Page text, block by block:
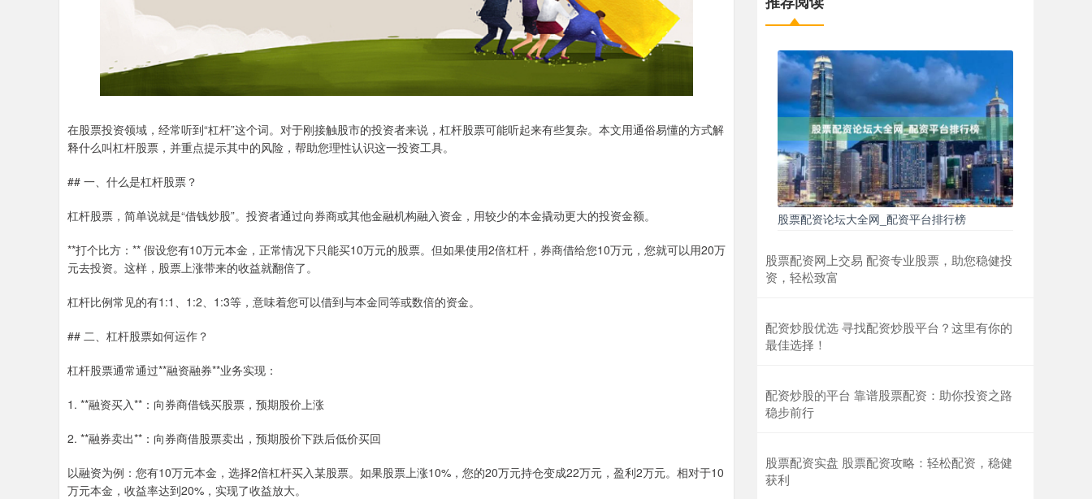
在股票投资领域，经常听到“杠杆”这个词。对于刚接触股市的投资者来说，杠杆股票可能听起来有些复杂。本文用通俗易懂的方式解
释什么叫杠杆股票，并重点提示其中的风险，帮助您理性认识这一投资工具。
## 一、什么是杠杆股票？
杠杆股票，简单说就是“借钱炒股”。投资者通过向券商或其他金融机构融入资金，用较少的本金撬动更大的投资金额。
**打个比方：** 假设您有10万元本金，正常情况下只能买10万元的股票。但如果使用2倍杠杆，券商借给您10万元，您就可以用20万
元去投资。这样，股票上涨带来的收益就翻倍了。
杠杆比例常见的有1:1、1:2、1:3等，意味着您可以借到与本金同等或数倍的资金。
## 二、杠杆股票如何运作？
杠杆股票通常通过**融资融券**业务实现：
1. **融资买入**：向券商借钱买股票，预期股价上涨
2. **融券卖出**：向券商借股票卖出，预期股价下跌后低价买回
以融资为例：您有10万元本金，选择2倍杠杆买入某股票。如果股票上涨10%，您的20万元持仓变成22万元，盈利2万元。相对于10
万元本金，收益率达到20%，实现了收益放大。
股票配资论坛大全网_配资平台排行榜
股票配资网上交易 配资专业股票，助您稳健投
资，轻松致富
配资炒股优选 寻找配资炒股平台？这里有你的
最佳选择！
配资炒股的平台 靠谱股票配资：助你投资之路
稳步前行
股票配资实盘 股票配资攻略：轻松配资，稳健
获利